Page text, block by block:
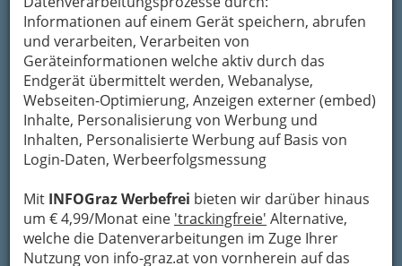
Informationen auf einem Gerät speichern, abrufen
und verarbeiten, Verarbeiten von
Geräteinformationen welche aktiv durch das
Endgerät übermittelt werden, Webanalyse,
Webseiten-Optimierung, Anzeigen externer (embed)
Inhalte, Personalisierung von Werbung und
Inhalten, Personalisierte Werbung auf Basis von
Login-Daten, Werbeerfolgsmessung
Mit INFOGraz Werbefrei bieten wir darüber hinaus
um € 4,99/Monat eine 'trackingfreie' Alternative,
welche die Datenverarbeitungen im Zuge Ihrer
Nutzung von info-graz.at von vornherein auf das
Navigation
Veranstaltungsorte
Fachvertretung der Kultur- und